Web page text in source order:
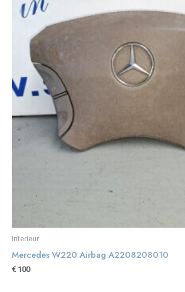
Interieur
Mercedes W220 Airbag A2208208010
€100